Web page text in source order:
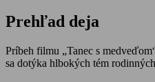
Prehľad deja
Príbeh filmu „Tanec s
sa dotýka hlbokých tém